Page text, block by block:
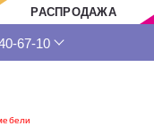
РАСПРОДАЖА
67-10